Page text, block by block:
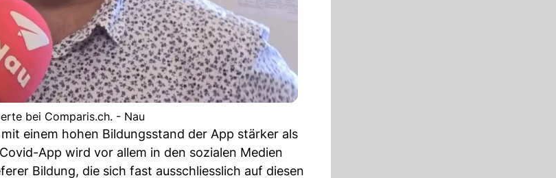
bei Comparis.ch. - Nau
einem hohen Bildungsstand der App stärker als
App wird vor allem in den sozialen Medien
Bildung, die sich fast ausschliesslich auf diesen